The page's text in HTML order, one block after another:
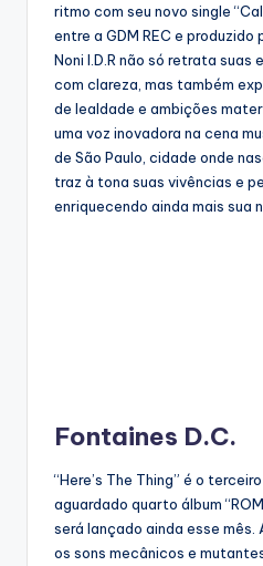
ritmo com seu novo single
entre a GDM REC e produzido
Noni I.D.R não só retrata suas
com clareza, mas também
de lealdade e ambições
uma voz inovadora na cena
de São Paulo, cidade onde
traz à tona suas vivências e
enriquecendo ainda mais sua
Fontaines D.C.
“Here’s The Thing” é o
aguardado quarto álbum
será lançado ainda esse
os sons mecânicos e